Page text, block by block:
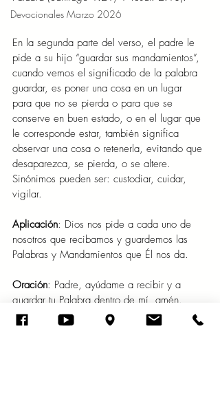
Devocionales Marzo 2026
En la segunda parte del verso, el padre le
pide a su hijo “guardar sus mandamientos”,
cuando vemos el significado de la palabra
guardar, es poner una cosa en un lugar
para que no se pierda o para que se
conserve en buen estado, o en el lugar que
le corresponde estar, también significa
observar una cosa o retenerla, evitando que
desaparezca, se pierda, o se altere.
Sinónimos pueden ser: custodiar, cuidar,
vigilar.
Aplicación: Dios nos pide a cada uno de
nosotros que recibamos y guardemos las
Palabras y Mandamientos que Él nos da.
Oración: Padre, ayúdame a recibir y a
guardar tu Palabra dentro de mí, amén.